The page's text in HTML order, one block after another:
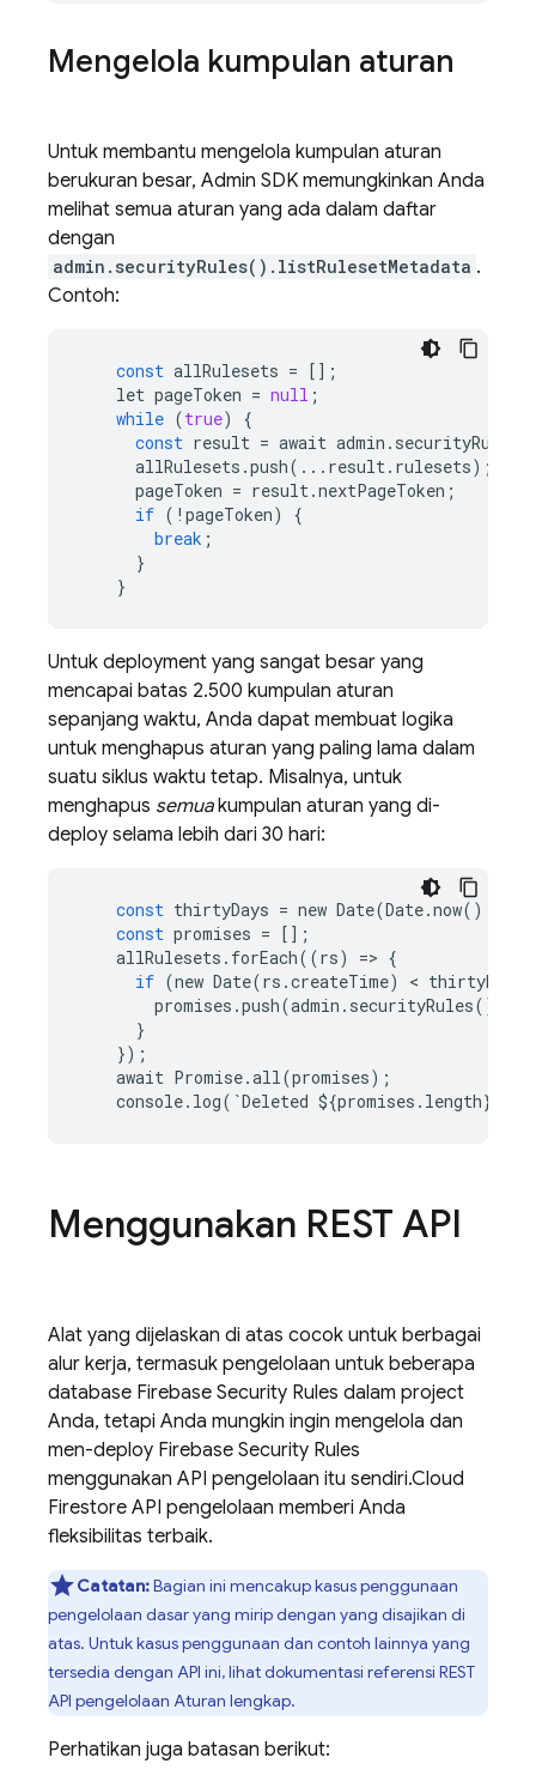
Mengelola kumpulan aturan
Untuk membantu mengelola kumpulan aturan
berukuran besar, Admin SDK memungkinkan Anda
melihat semua aturan yang ada dalam daftar
dengan
admin.securityRules().listRulesetMetadata .
Contoh:
const allRulesets = [];
let pageToken = null ;
while (true)
{
const result = await admin . securityRules
allRulesets .push( ... result. rulesets);
pageToken = result.nextPageToken ;
if ( ! pageToken)
{
break ;
}
}
Untuk deployment yang sangat besar yang
mencapai batas 2.500 kumpulan aturan
sepanjang waktu, Anda dapat membuat logika
untuk menghapus aturan yang paling lama dalam
suatu siklus waktu tetap. Misalnya, untuk
menghapus semuakumpulan aturan yang di-
deploy selama lebih dari 30 hari:
const thirtyDays = new Date(Date.now()
const promises = [];
allRulesets . forEach((rs) => {
if (new Date(rs .createTime) < thirtyDays
promises .push(admin . securityRules()
}
});
await Promise.all(promises);
console. log( `Deleted ${promises . length}
Menggunakan REST API
Alat yang dijelaskan di atas cocok untuk berbagai
alur kerja, termasuk pengelolaan untuk beberapa
database Firebase Security Rules dalam project
Anda, tetapi Anda mungkin ingin mengelola dan
men-deploy Firebase Security Rules
menggunakan API pengelolaan itu sendiri.Cloud
Firestore API pengelolaan memberi Anda
fleksibilitas terbaik.
Catatan:Bagian ini mencakup kasus penggunaan
pengelolaan dasar yang mirip dengan yang disajikan di
atas. Untuk kasus penggunaan dan contoh lainnya yang
tersedia dengan API ini, lihat dokumentasi referensi REST
API pengelolaan Aturan lengkap.
Perhatikan juga batasan berikut: